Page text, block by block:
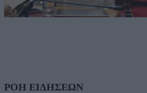
ΡΟΗ ΕΙΔΗΣΕΩΝ